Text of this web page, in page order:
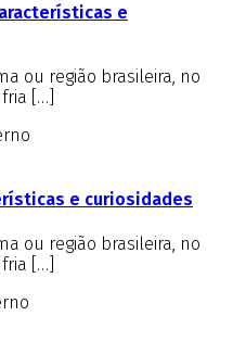
e
ou região brasileira, no
[…]
e curiosidades
ou região brasileira, no
[…]